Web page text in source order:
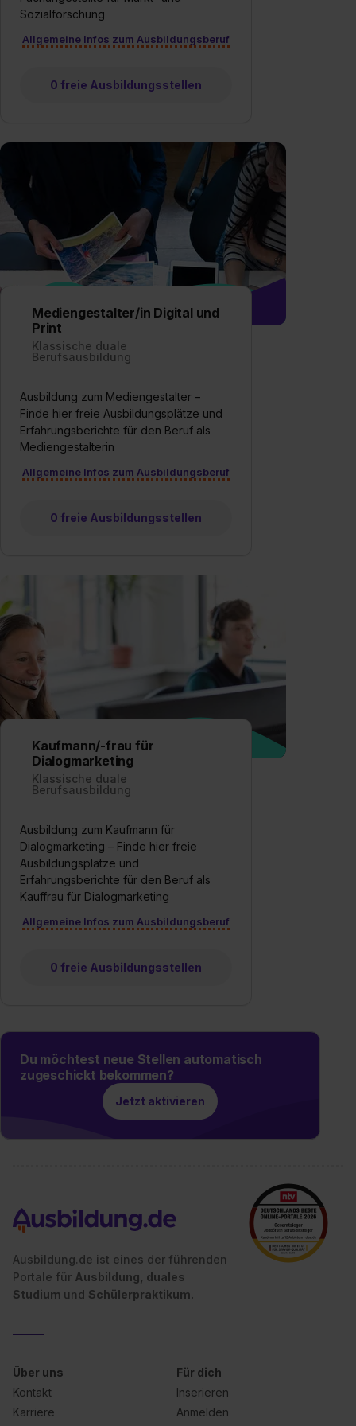
Media und Marketing“ umfasst hierbei die Einwilligung
S. 1 lit. a) DS-GVO). Die USA verfügen über kein
II). Du kannst die von dir erteilte Einwilligung jederzeit mit
Einstellungen“ widerrufen. Weitere Informationen zu den
einzelnen Cookies findest du durch Klick auf „Details
zeigen“. Weitere Informationen: Datenschutzerklärung
Sozialforschung
Allgemeine Infos zum Ausbildungsberuf
0 freie Ausbildungsstellen
Mediengestalter/in Digital und
Print
Klassische duale
Berufsausbildung
Ausbildung zum Mediengestalter –
Finde hier freie Ausbildungsplätze und
Erfahrungsberichte für den Beruf als
Mediengestalterin
Allgemeine Infos zum Ausbildungsberuf
0 freie Ausbildungsstellen
Kaufmann/-frau für
Dialogmarketing
Klassische duale
Berufsausbildung
Ausbildung zum Kaufmann für
Dialogmarketing – Finde hier freie
Ausbildungsplätze und
Erfahrungsberichte für den Beruf als
Kauffrau für Dialogmarketing
Allgemeine Infos zum Ausbildungsberuf
0 freie Ausbildungsstellen
Du möchtest neue Stellen automatisch
zugeschickt bekommen?
Jetzt aktivieren
Ausbildung.de ist eines der führenden
Portale für Ausbildung, duales
Studium und Schülerpraktikum.
Über uns
Kontakt
Karriere
Für dich
Inserieren
Anmelden